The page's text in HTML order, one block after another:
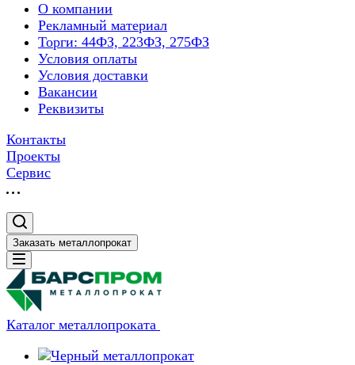
О компании
Рекламный материал
Торги: 44ФЗ, 223ФЗ, 275ФЗ
Условия оплаты
Условия доставки
Вакансии
Реквизиты
Контакты
Проекты
Сервис
Заказать металлопрокат
Каталог металлопроката